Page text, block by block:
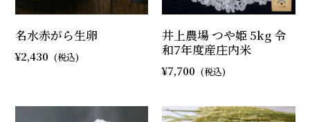
名水赤がら生卵
2,430
井上農場 つや姫 5kg 令
和7年度産庄内米
7,700